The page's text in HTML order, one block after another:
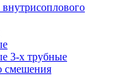
3-х трубные
смешения